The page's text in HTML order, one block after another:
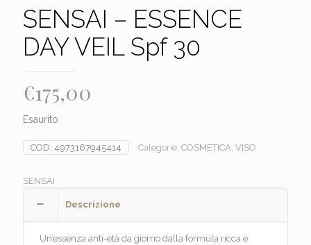
SENSAI – ESSENCE
DAY VEIL Spf 30
€175,00
Esaurito
COD: 4973167945414 Categorie: COSMETICA, VISO
SENSAI
Descrizione
Un’essenza anti-età da giorno dalla formula ricca e